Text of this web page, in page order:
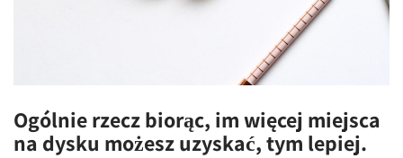
Ogólnie rzecz biorąc, im więcej miejsca
na dysku możesz uzyskać, tym lepiej.